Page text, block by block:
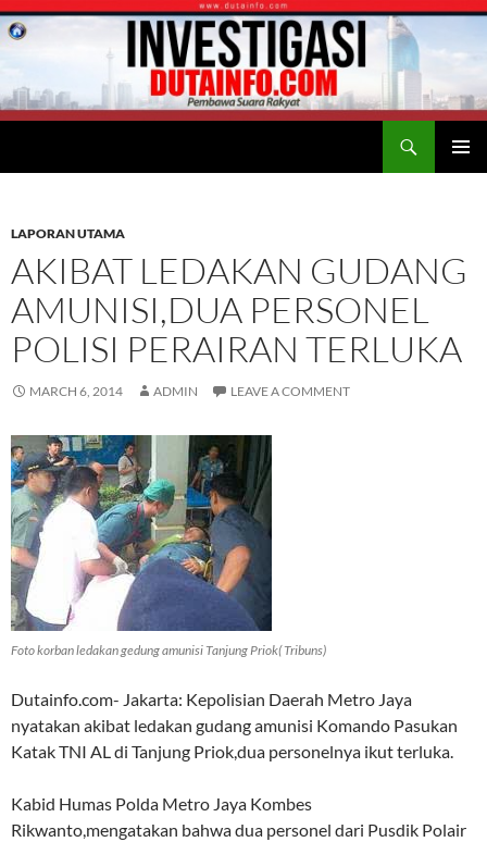
LAPORAN UTAMA
AKIBAT LEDAKAN GUDANG
AMUNISI,DUA PERSONEL
POLISI PERAIRAN TERLUKA
MARCH 6, 2014 ADMIN LEAVE A COMMENT
Foto korban ledakan gedung amunisi Tanjung Priok( Tribuns)
Dutainfo.com- Jakarta: Kepolisian Daerah Metro Jaya
nyatakan akibat ledakan gudang amunisi Komando Pasukan
Katak TNI AL di Tanjung Priok,dua personelnya ikut terluka.
Kabid Humas Polda Metro Jaya Kombes
Rikwanto,mengatakan bahwa dua personel dari Pusdik Polair